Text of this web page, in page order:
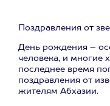
Поздравления от
День рождения –
человека, и многие
последнее время
поздравления от
жителям Абхазии.